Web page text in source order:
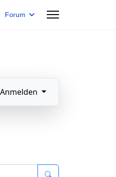
Forum
Anmelden